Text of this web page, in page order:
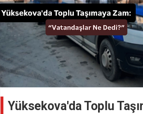
porno izle
Yüksekova'da Toplu